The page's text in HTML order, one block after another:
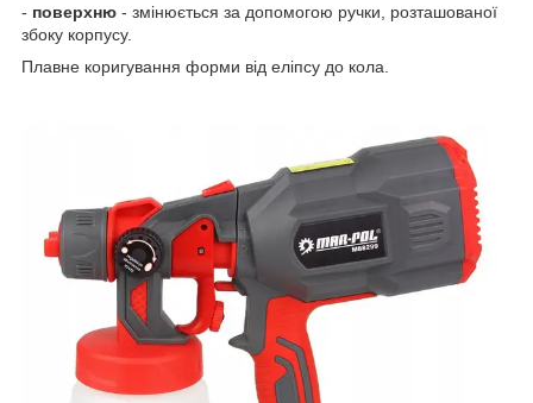
- поверхню - змінюється за допомогою ручки, розташованої
збоку корпусу.
Плавне коригування форми від еліпсу до кола.